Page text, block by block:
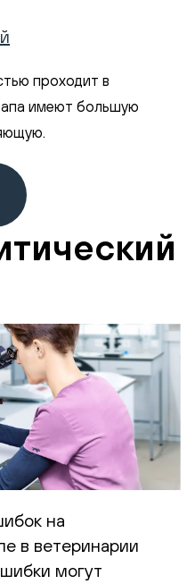
проходит в
имеют большую
на
в ветеринарии
могут